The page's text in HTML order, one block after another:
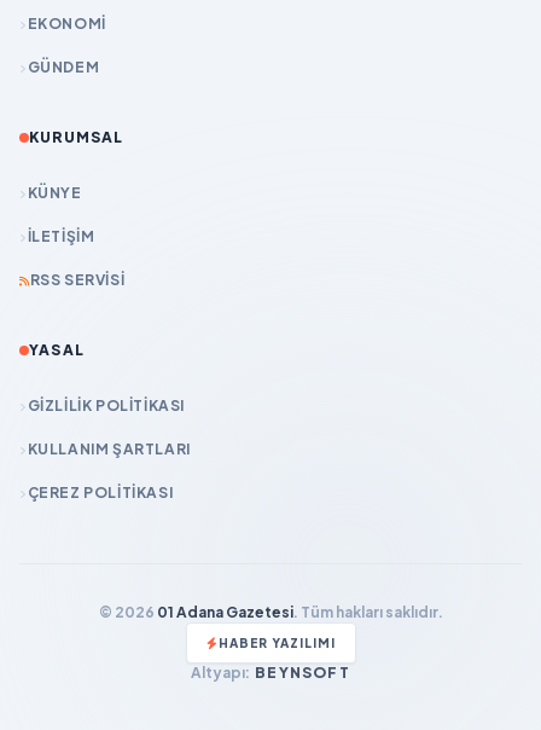
EKONOMİ
GÜNDEM
KURUMSAL
KÜNYE
İLETIŞIM
RSS SERVISI
YASAL
GIZLILIK POLITIKASI
KULLANIM ŞARTLARI
ÇEREZ POLITIKASI
© 2026 01 Adana Gazetesi. Tüm hakları saklıdır.
HABER YAZILIMI
Altyapı: BEYNSOFT